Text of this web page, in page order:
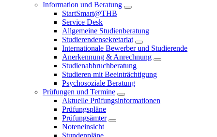
Information und Beratung
StartSmart@THB
Service Desk
Allgemeine Studienberatung
Studierendensekretariat
Internationale Bewerber und Studierende
Anerkennung & Anrechnung
Studienabbruchberatung
Studieren mit Beeinträchtigung
Psychosoziale Beratung
Prüfungen und Termine
Aktuelle Prüfungsinformationen
Prüfungspläne
Prüfungsämter
Noteneinsicht
Stundenpläne